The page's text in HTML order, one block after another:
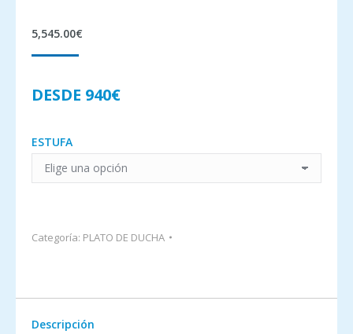
5,545.00€
DESDE 940€
ESTUFA
Categoría: PLATO DE DUCHA
Descripción